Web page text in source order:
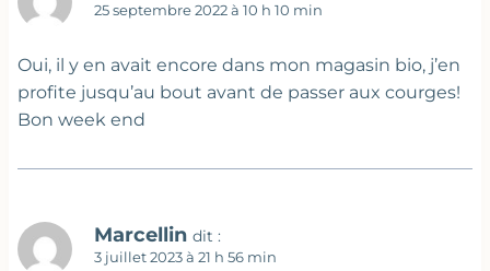
25 septembre 2022 à 10 h 10 min
Oui, il y en avait encore dans mon magasin bio, j’en
profite jusqu’au bout avant de passer aux courges!
Bon week end
Marcellin dit :
3 juillet 2023 à 21 h 56 min